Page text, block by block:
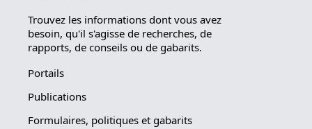
Trouvez les informations dont vous avez
besoin, qu'il s'agisse de recherches, de
rapports, de conseils ou de gabarits.
Portails
Publications
Formulaires, politiques et gabarits